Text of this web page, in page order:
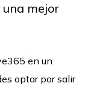
mejor
en un
optar por salir